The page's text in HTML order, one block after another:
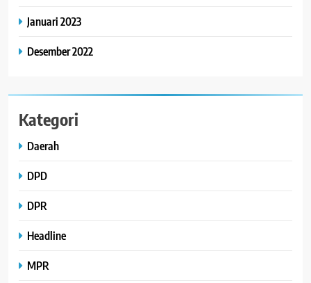
Januari 2023
Desember 2022
Kategori
Daerah
DPD
DPR
Headline
MPR